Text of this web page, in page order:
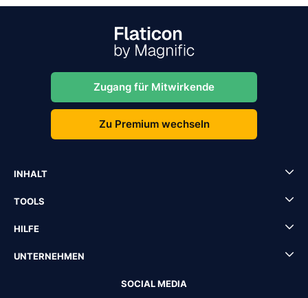
Zugang für Mitwirkende
Zu Premium wechseln
INHALT
TOOLS
HILFE
UNTERNEHMEN
SOCIAL MEDIA